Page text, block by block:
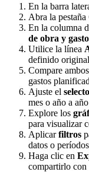
En la barra
Abra la pestaña
En la columna
de obra y
Utilice la línea
definido
Compare ambos
gastos
Ajuste el
mes o año a año
Explore los grá
para visualizar c
Aplicar filtros
datos o períodos
Haga clic en
compartirlo con